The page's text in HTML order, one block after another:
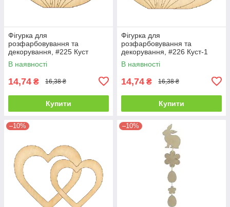
Фігурка для
розфарбовування та
декорування, #225 Куст
В наявності
14,74 ₴ 16,38 ₴
Купити
Фігурка для
розфарбовування та
декорування, #226 Куст-1
В наявності
14,74 ₴ 16,38 ₴
Купити
–10% –10%